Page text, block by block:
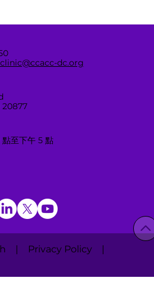
dc.org
至下午 5 點
| Privacy Policy |